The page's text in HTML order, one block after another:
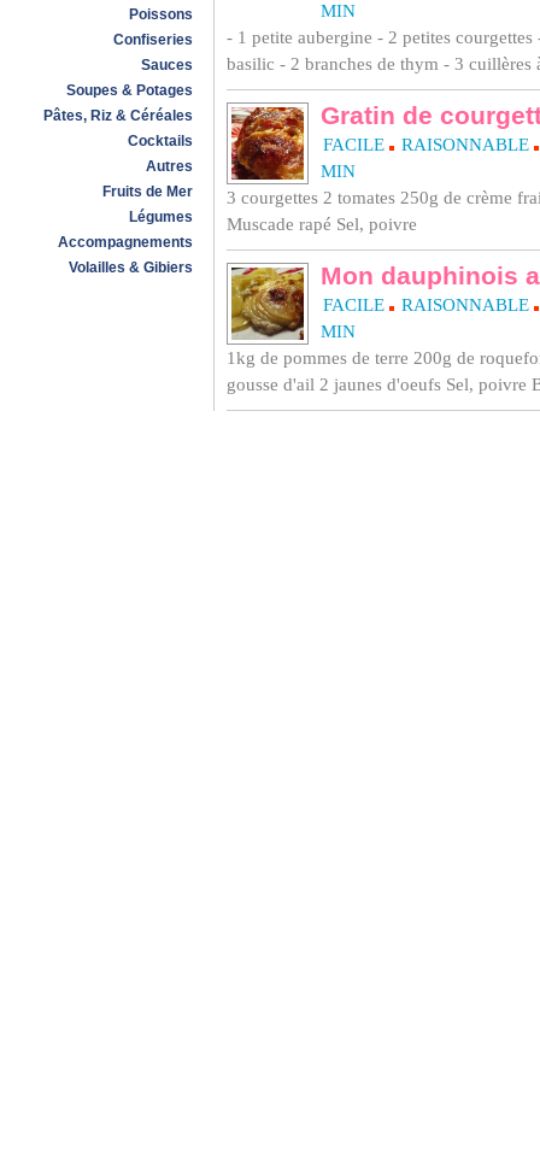
Poissons
Confiseries
Sauces
Soupes & Potages
Pâtes, Riz & Céréales
Cocktails
Autres
Fruits de Mer
Légumes
Accompagnements
Volailles & Gibiers
MIN
- 1 petite aubergine - 2 petites
basilic - 2 branches de thym - 3 cuillères
Gratin de
FACILE RAISONNABLE
MIN
3 courgettes 2 tomates 250g de crème
Muscade rapé Sel, poivre
Mon dauphinois
FACILE RAISONNABLE
MIN
1kg de pommes de terre 200g de
gousse d'ail 2 jaunes d'oeufs Sel, poivre